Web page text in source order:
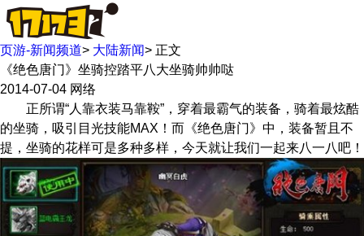
页游-新闻频道> 大陆新闻> 正文
《绝色唐门》坐骑控踏平八大坐骑帅帅哒
2014-07-04 网络
正所谓“人靠衣装马靠鞍”，穿着最霸气的装备，骑着最炫酷
的坐骑，吸引目光技能MAX！而《绝色唐门》中，装备暂且不
提，坐骑的花样可是多种多样，今天就让我们一起来八一八吧！